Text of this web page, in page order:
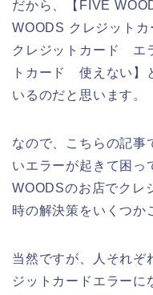
だから、【FIVE
WOODS クレジット
クレジットカード エ
トカード 使えない】
いるのだと思います。
なので、こちらの記事
いエラーが起きて困っ
WOODSのお店でクレ
時の解決策をいくつか
当然ですが、人それぞ
ジットカードエラーに